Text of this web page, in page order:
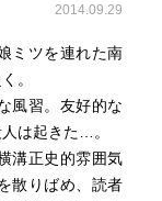
2014.09.29
ミツを連れた南
。
風習。友好的な
は起きた…。
溝正史的雰囲気
散りばめ、読者